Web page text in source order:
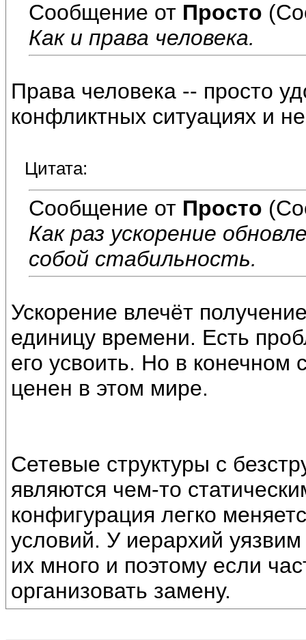
Сообщение от Просто
Как и права человека.
Права человека -- просто
конфликтных ситуациях и
Цитата:
Сообщение от Просто
Как раз ускорение
собой стабильность.
Ускорение влечёт
единицу времени. Есть
его усвоить. Но в конечном
ценен в этом мире.
Cетевые структуры с
являются чем-то
конфигурация легко
условий. У иерархий
их много и поэтому если
организовать замену.